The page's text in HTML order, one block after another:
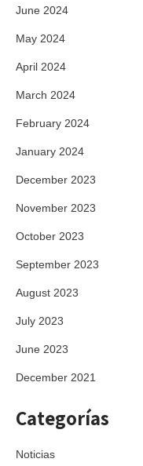
June 2024
May 2024
April 2024
March 2024
February 2024
January 2024
December 2023
November 2023
October 2023
September 2023
August 2023
July 2023
June 2023
December 2021
Categorías
Noticias